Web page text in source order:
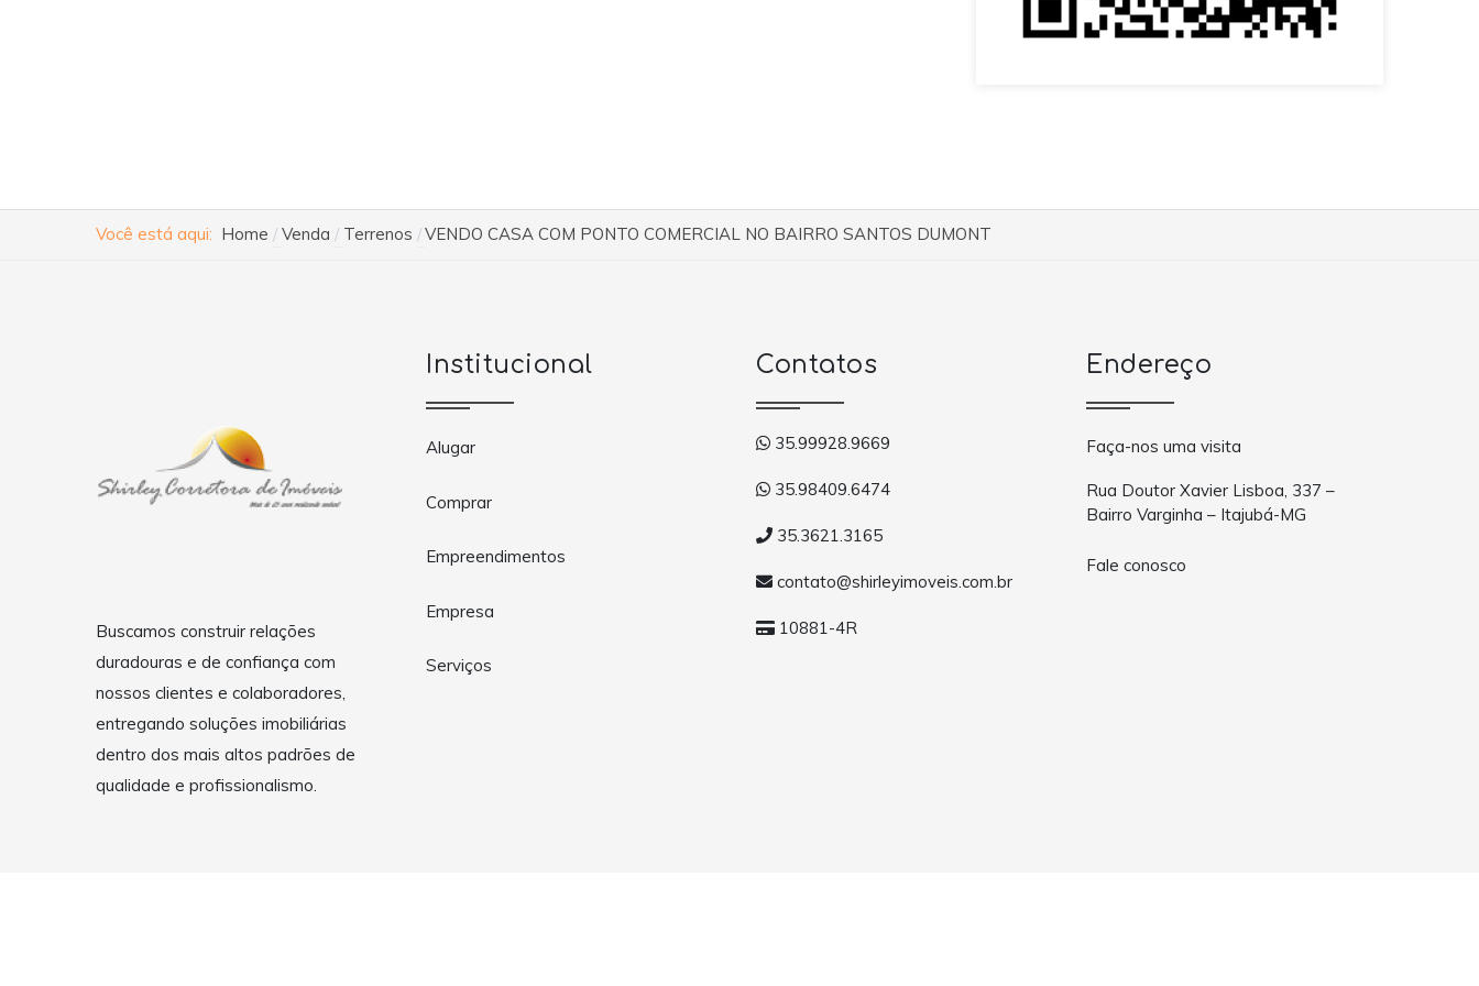
Você está aqui: Home Venda Terrenos VENDO CASA COM PONTO COMERCIAL NO BAIRRO SANTOS DUMONT
Buscamos construir relações
duradouras e de confiança com
nossos clientes e colaboradores,
entregando soluções imobiliárias
dentro dos mais altos padrões de
qualidade e profissionalismo.
Institucional
Alugar
Comprar
Empreendimentos
Empresa
Serviços
Contatos
35.99928.9669
35.98409.6474
35.3621.3165
contato@shirleyimoveis.com.br
10881-4R
Endereço
Faça-nos uma visita
Rua Doutor Xavier Lisboa, 337 –
Bairro Varginha – Itajubá-MG
Fale conosco